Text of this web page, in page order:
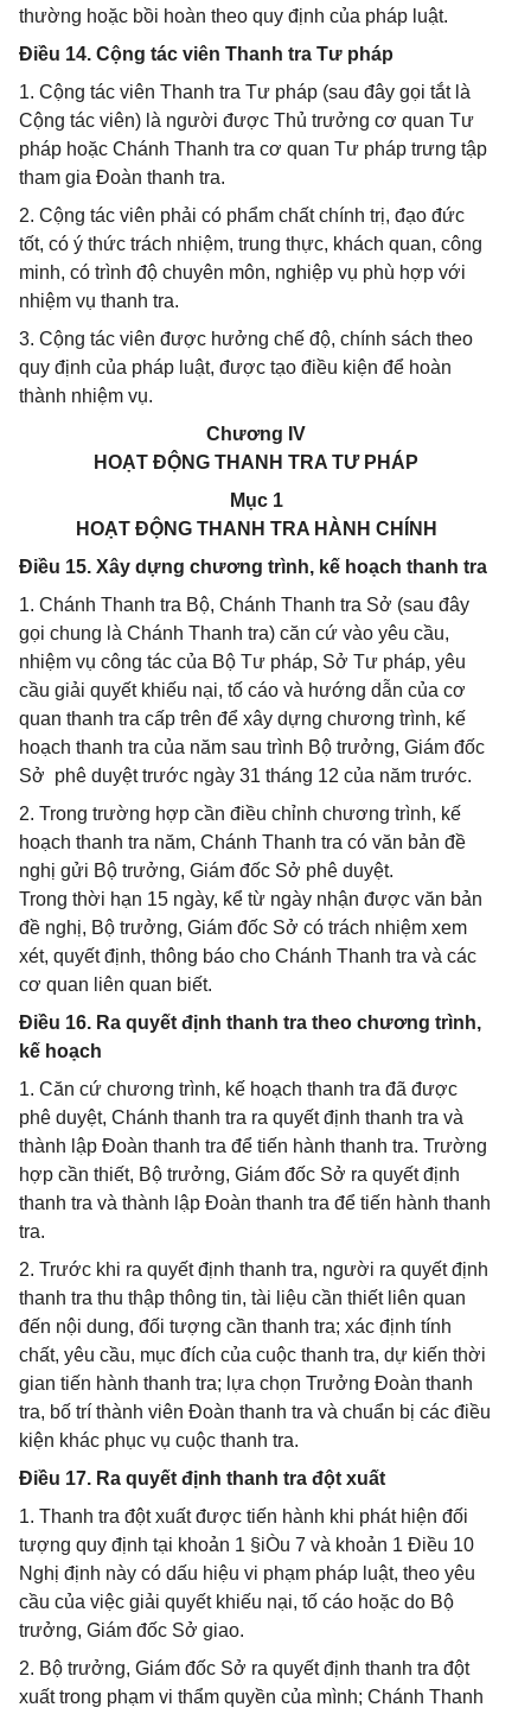
thường hoặc bồi hoàn theo quy định của pháp luật.
Điều 14. Cộng tác viên Thanh tra Tư pháp
1. Cộng tác viên Thanh tra Tư pháp (sau đây gọi tắt là
Cộng tác viên) là người được Thủ trưởng cơ quan Tư
pháp hoặc Chánh Thanh tra cơ quan Tư pháp trưng tập
tham gia Đoàn thanh tra.
2. Cộng tác viên phải có phẩm chất chính trị, đạo đức
tốt, có ý thức trách nhiệm, trung thực, khách quan, công
minh, có trình độ chuyên môn, nghiệp vụ phù hợp với
nhiệm vụ thanh tra.
3. Cộng tác viên được hưởng chế độ, chính sách theo
quy định của pháp luật, được tạo điều kiện để hoàn
thành nhiệm vụ.
Chương IV
HOẠT ĐỘNG THANH TRA TƯ PHÁP
Mục 1
HOẠT ĐỘNG THANH TRA HÀNH CHÍNH
Điều 15. Xây dựng chương trình, kế hoạch thanh tra
1. Chánh Thanh tra Bộ, Chánh Thanh tra Sở (sau đây
gọi chung là Chánh Thanh tra) căn cứ vào yêu cầu,
nhiệm vụ công tác của Bộ Tư pháp, Sở Tư pháp, yêu
cầu giải quyết khiếu nại, tố cáo và hướng dẫn của cơ
quan thanh tra cấp trên để xây dựng chương trình, kế
hoạch thanh tra của năm sau trình Bộ trưởng, Giám đốc
Sở phê duyệt trước ngày 31 tháng 12 của năm trước.
2. Trong trường hợp cần điều chỉnh chương trình, kế
hoạch thanh tra năm, Chánh Thanh tra có văn bản đề
nghị gửi Bộ trưởng, Giám đốc Sở phê duyệt.
Trong thời hạn 15 ngày, kể từ ngày nhận được văn bản
đề nghị, Bộ trưởng, Giám đốc Sở có trách nhiệm xem
xét, quyết định, thông báo cho Chánh Thanh tra và các
cơ quan liên quan biết.
Điều 16. Ra quyết định thanh tra theo chương trình,
kế hoạch
1. Căn cứ chương trình, kế hoạch thanh tra đã được
phê duyệt, Chánh thanh tra ra quyết định thanh tra và
thành lập Đoàn thanh tra để tiến hành thanh tra. Trường
hợp cần thiết, Bộ trưởng, Giám đốc Sở ra quyết định
thanh tra và thành lập Đoàn thanh tra để tiến hành thanh
tra.
2. Trước khi ra quyết định thanh tra, người ra quyết định
thanh tra thu thập thông tin, tài liệu cần thiết liên quan
đến nội dung, đối tượng cần thanh tra; xác định tính
chất, yêu cầu, mục đích của cuộc thanh tra, dự kiến thời
gian tiến hành thanh tra; lựa chọn Trưởng Đoàn thanh
tra, bố trí thành viên Đoàn thanh tra và chuẩn bị các điều
kiện khác phục vụ cuộc thanh tra.
Điều 17. Ra quyết định thanh tra đột xuất
1. Thanh tra đột xuất được tiến hành khi phát hiện đối
tượng quy định tại khoản 1 §iÒu 7 và khoản 1 Điều 10
Nghị định này có dấu hiệu vi phạm pháp luật, theo yêu
cầu của việc giải quyết khiếu nại, tố cáo hoặc do Bộ
trưởng, Giám đốc Sở giao.
2. Bộ trưởng, Giám đốc Sở ra quyết định thanh tra đột
xuất trong phạm vi thẩm quyền của mình; Chánh Thanh